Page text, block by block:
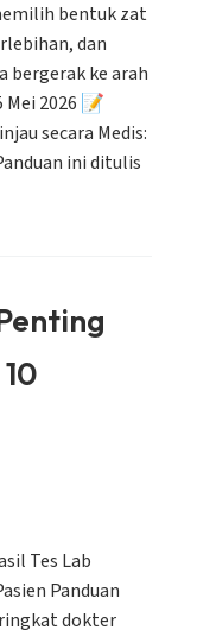
bentuk zat
dan
bergerak ke arah
2026 📝
secara Medis:
ini ditulis
Tes Lab
Panduan
dokter